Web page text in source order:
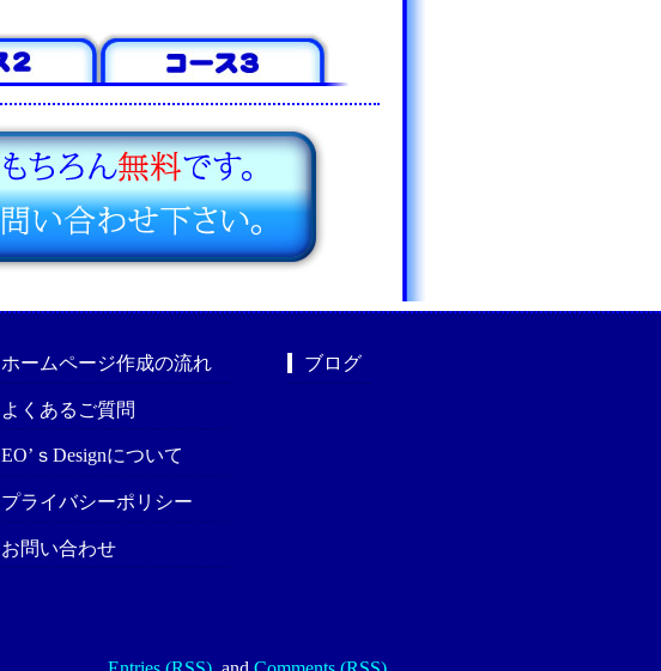
ホームページ作成の流れ
よくあるご質問
EO’ｓDesignについて
プライバシーポリシー
お問い合わせ
ブログ